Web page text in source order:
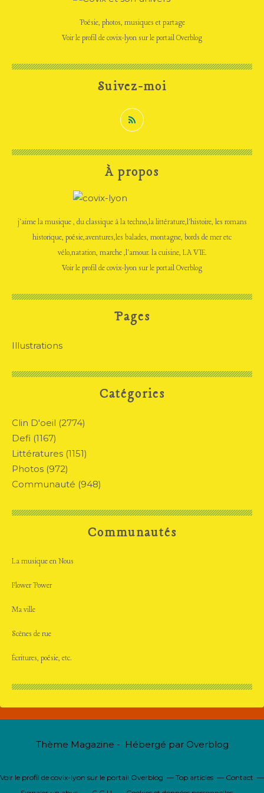
Catégories
Clin D'oeil (2774)
Defi (1167)
Littératures (1151)
Photos (972)
Communauté (948)
Pages
Illustrations
Poésie, photos, musiques et partage
Voir le profil decovix-lyon sur le portail Overblog
Suivez-moi
À propos
j'aime la musique , du classique à la techno,la littérature,l'histoire, les romans
historique, poésie,aventures,les balades, montagne, bords de mer etc
vélo,natation, marche ,l'amour. la cuisine, LA VIE.
Voir le profil decovix-lyon sur le portail Overblog
Communautés
La musique en Nous
Flower Power
Ma ville
Scènes de rue
Écritures, poésie, etc.
Thème Magazine - Hébergé par Overblog
Voir le profil de covix-lyon sur le portail Overblog Top articles
Contact